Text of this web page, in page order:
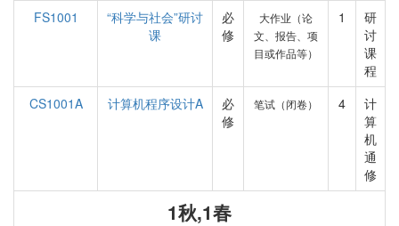
FS1001
“科学与社会”研讨
课
必
修
大作业（论
文、报告、项
目或作品等）
1
研
讨
课
程
CS1001A
计算机程序设计A
必
修
笔试（闭卷） 4
计
算
机
通
修
1秋,1春